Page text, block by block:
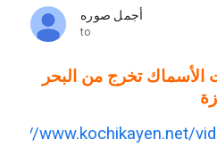
أجمل صوره
unread,
to
الأسماك تخرج من البحر
www.kochikayen.net/